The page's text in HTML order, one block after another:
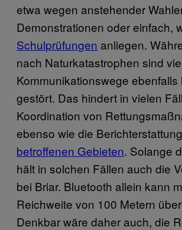
etwa wegen anstehender
Demonstrationen oder einfach,
Schulprüfungen anliegen.
nach Naturkatastrophen sind
Kommunikationswege ebenfalls
gestört. Das hindert in vielen
Koordination von
ebenso wie die Berichterstattung
betroffenen Gebieten. Solange
hält in solchen Fällen auch die
bei Briar. Bluetooth allein kann
Reichweite von 100 Metern
Denkbar wäre daher auch, die